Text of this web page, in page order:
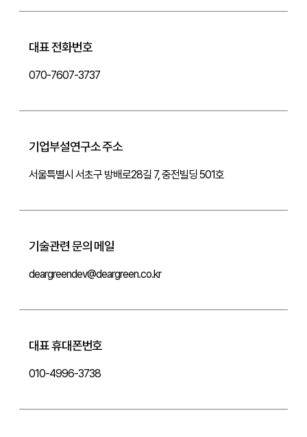
대표 전화번호
070-7607-3737
기업부설연구소 주소
서울특별시 서초구 방배로28길 7, 중전빌딩 501호
기술관련 문의 메일
deargreendev@deargreen.co.kr
대표 휴대폰번호
010-4996-3738